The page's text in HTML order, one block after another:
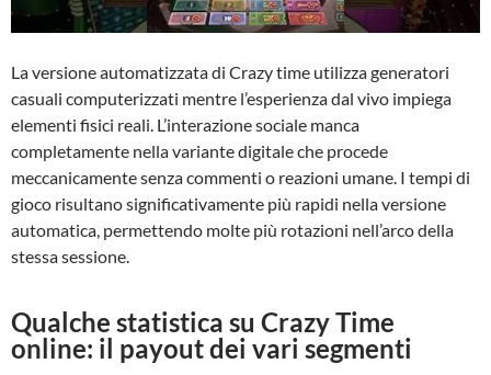
La versione automatizzata di Crazy time utilizza generatori
casuali computerizzati mentre l’esperienza dal vivo impiega
elementi fisici reali. L’interazione sociale manca
completamente nella variante digitale che procede
meccanicamente senza commenti o reazioni umane. I tempi di
gioco risultano significativamente più rapidi nella versione
automatica, permettendo molte più rotazioni nell’arco della
stessa sessione.
Qualche statistica su Crazy Time
online: il payout dei vari segmenti